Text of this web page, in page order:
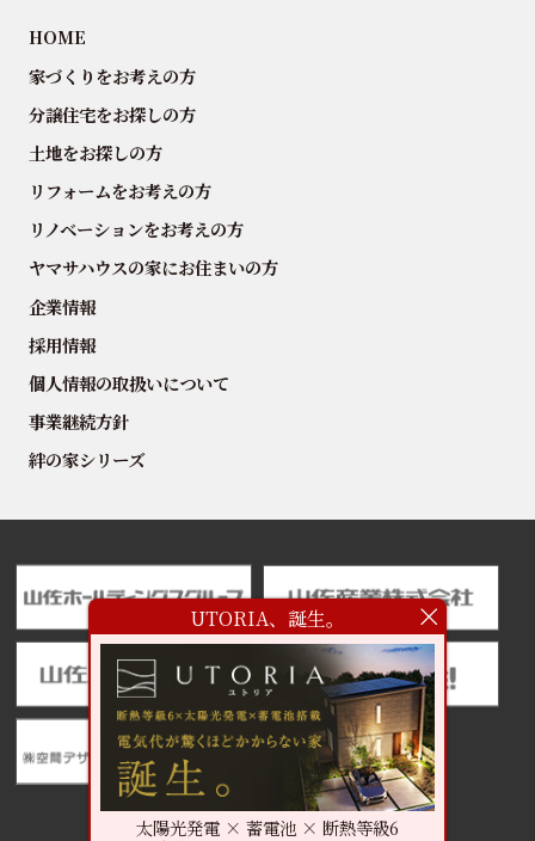
HOME
家づくりをお考えの方
分譲住宅をお探しの方
土地をお探しの方
リフォームをお考えの方
リノベーションをお考えの方
ヤマサハウスの家にお住まいの方
企業情報
採用情報
個人情報の取扱いについて
事業継続方針
絆の家シリーズ
UTORIA、誕生。
太陽光発電 × 蓄電池 × 断熱等級6